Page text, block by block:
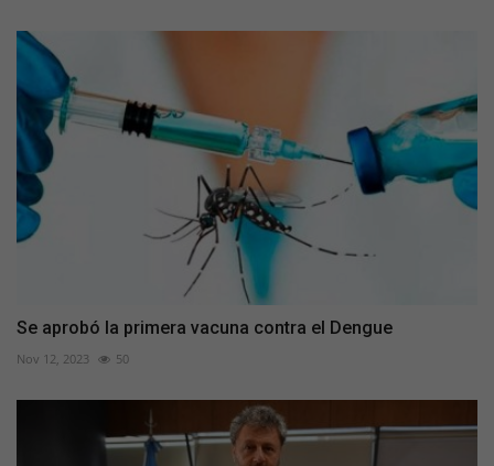
Se aprobó la primera vacuna contra el Dengue
Nov 12, 2023 50